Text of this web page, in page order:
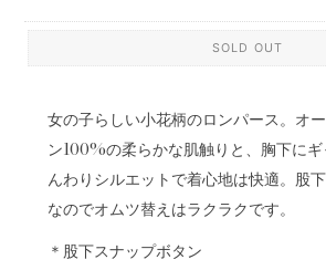
SOLD OUT
女の子らしい小花柄のロンパース。オ
ン100%の柔らかな肌触りと、胸下に
んわりシルエットで着心地は快適。股
なのでオムツ替えはラクラクです。
＊股下スナップボタン